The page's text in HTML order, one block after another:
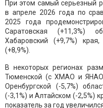
При этом самый серьезный
в апреле 2026 года по
2025 года
Саратовская (+11,3%)
Хабаровский (+9,7%)
(+8,9%).
В некоторых регионах
Тюменской (с ХМАО и
Оренбургской (-5,7%)
(-3,1%) и Алтайском (-2,5%)
показатель за год